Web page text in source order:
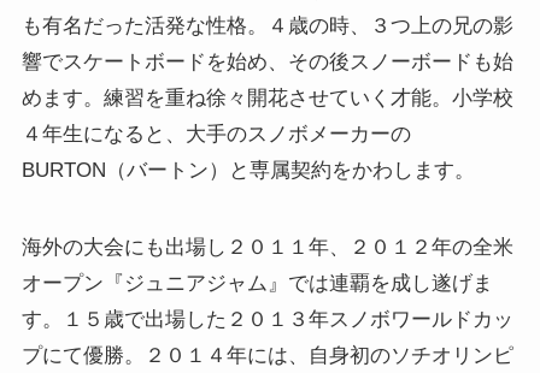
も有名だった活発な性格。４歳の時、３つ上の兄の影
響でスケートボードを始め、その後スノーボードも始
めます。練習を重ね徐々開花させていく才能。小学校
４年生になると、大手のスノボメーカーの
BURTON（バートン）と専属契約をかわします。
海外の大会にも出場し２０１１年、２０１２年の全米
オープン『ジュニアジャム』では連覇を成し遂げま
す。１５歳で出場した２０１３年スノボワールドカッ
プにて優勝。２０１４年には、自身初のソチオリンピ